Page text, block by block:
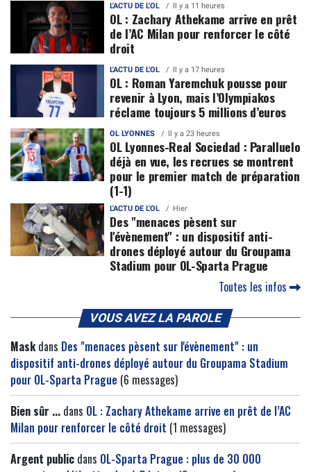
L'ACTU DE L'OL Il y a 11 heures
OL : Zachary Athekame arrive en prêt
de l’AC Milan pour renforcer le côté
droit
L'ACTU DE L'OL Il y a 17 heures
OL : Roman Yaremchuk pousse pour
revenir à Lyon, mais l’Olympiakos
réclame toujours 5 millions d’euros
OL LYONNES Il y a 23 heures
OL Lyonnes-Real Sociedad : Paralluelo
déjà en vue, les recrues se montrent
pour le premier match de préparation
(1-1)
L'ACTU DE L'OL Hier
Des "menaces pèsent sur
l'évènement" : un dispositif anti-
drones déployé autour du Groupama
Stadium pour OL-Sparta Prague
Toutes les infos
VOUS AVEZ LA PAROLE
Maskdans Des "menaces pèsent sur l'évènement" : un
dispositif anti-drones déployé autour du Groupama Stadium
pour OL-Sparta Prague (6 messages)
Bien sûr ... dans OL : Zachary Athekame arrive en prêt de l’AC
Milan pour renforcer le côté droit (1 messages)
Argent public dans OL-Sparta Prague : plus de 30 000